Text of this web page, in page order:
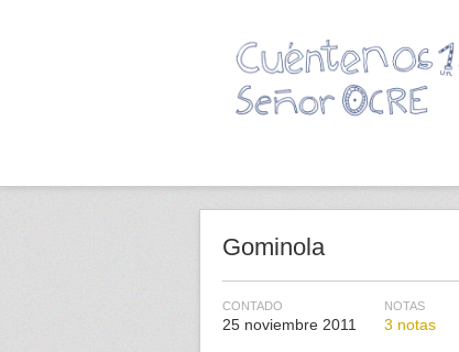
Gominola
CONTADO
25 noviembre 2011
NOTAS
3 notas